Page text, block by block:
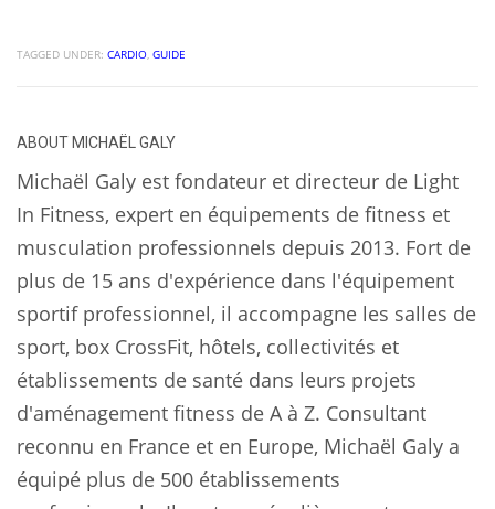
TAGGED UNDER: CARDIO GUIDE
ABOUTMICHAËL GALY
Michaël Galy est fondateur et directeur de Light
In Fitness, expert en équipements de fitness et
musculation professionnels depuis 2013. Fort de
plus de 15 ans d'expérience dans l'équipement
sportif professionnel, il accompagne les salles de
sport, box CrossFit, hôtels, collectivités et
établissements de santé dans leurs projets
d'aménagement fitness de A à Z. Consultant
reconnu en France et en Europe, Michaël Galy a
équipé plus de 500 établissements